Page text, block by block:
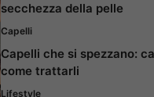
secchezza della pelle
Capelli
Capelli che si spezzano:
come trattarli
Lifestyle